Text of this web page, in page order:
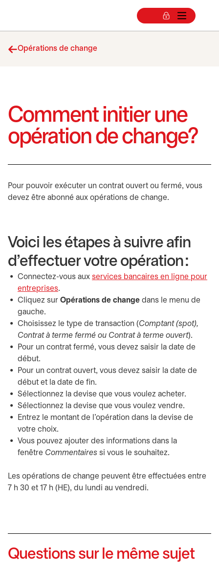
Opérations de change
Comment initier une
opération de change?
Pour pouvoir exécuter un contrat ouvert ou fermé, vous
devez être abonné aux opérations de change.
Voici les étapes à suivre afin
d’effectuer votre opération :
Connectez-vous aux services bancaires en ligne pour
entreprisess’ouvre dans un nouvel onglet
.
Cliquez sur Opérations de change dans le menu de
gauche.
Choisissez le type de transaction (Comptant (spot),
Contrat à terme fermé ou Contrat à terme ouvert).
Pour un contrat fermé, vous devez saisir la date de
début.
Pour un contrat ouvert, vous devez saisir la date de
début et la date de fin.
Sélectionnez la devise que vous voulez acheter.
Sélectionnez la devise que vous voulez vendre.
Entrez le montant de l’opération dans la devise de
votre choix.
Vous pouvez ajouter des informations dans la
fenêtre Commentaires si vous le souhaitez.
Les opérations de change peuvent être effectuées entre
7 h 30 et 17 h (HE), du lundi au vendredi.
Questions sur le même sujet